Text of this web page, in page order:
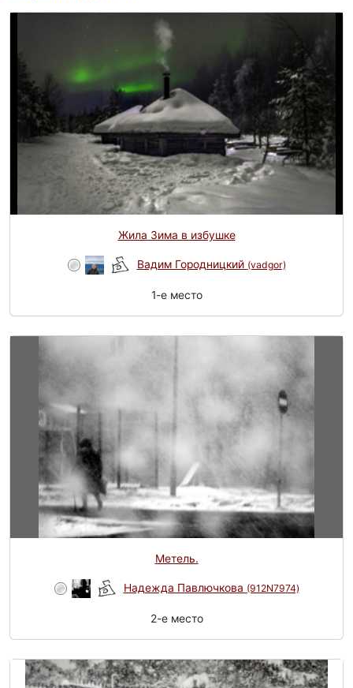
Жила Зима в избушке
Вадим Городницкий (vadgor)
1-e место
Метель.
Надежда Павлючкова (912N7974)
2-e место